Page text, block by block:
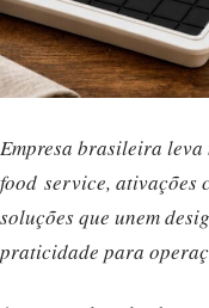
Empresa brasileira
food service, ativações
soluções que unem
praticidade para